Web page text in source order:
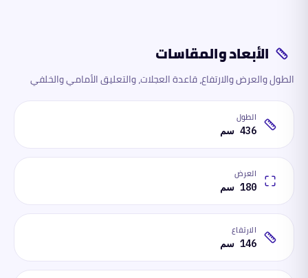
الأبعاد والمقاسات
الطول والعرض والارتفاع، قاعدة العجلات، والتعليق الأمامي والخلفي
الطول
436 سم
العرض
180 سم
الارتفاع
146 سم